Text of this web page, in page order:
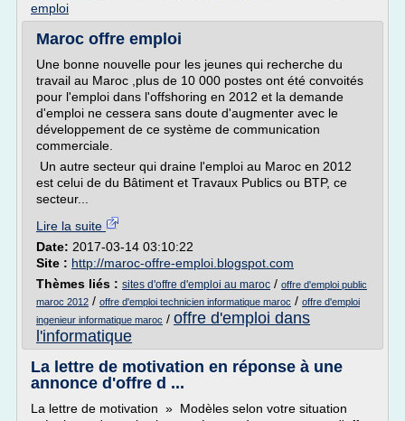
emploi
Maroc offre emploi
Une bonne nouvelle pour les jeunes qui recherche du
travail au Maroc ,plus de 10 000 postes ont été convoités
pour l'emploi dans l'offshoring en 2012 et la demande
d'emploi ne cessera sans doute d'augmenter avec le
développement de ce système de communication
commerciale.
Un autre secteur qui draine l'emploi au Maroc en 2012
est celui de du Bâtiment et Travaux Publics ou BTP, ce
secteur...
Lire la suite
Date: 2017-03-14 03:10:22
Site : http://maroc-offre-emploi.blogspot.com
Thèmes liés : sites d'offre d'emploi au maroc / offre d'emploi public
maroc 2012 / offre d'emploi technicien informatique maroc / offre d'emploi
ingenieur informatique maroc / offre d'emploi dans
l'informatique
La lettre de motivation en réponse à une
annonce d'offre d ...
La lettre de motivation » Modèles selon votre situation